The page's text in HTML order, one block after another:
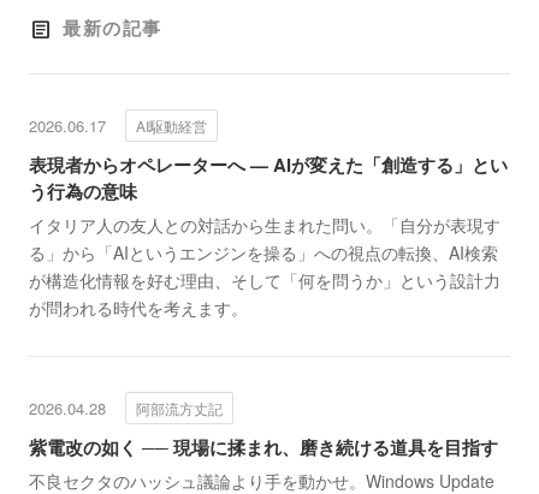
article 最新の記事
2026.06.17 AI駆動経営
表現者からオペレーターへ — AIが変えた「創造する」とい
う行為の意味
イタリア人の友人との対話から生まれた問い。「自分が表現す
る」から「AIというエンジンを操る」への視点の転換、AI検索
が構造化情報を好む理由、そして「何を問うか」という設計力
が問われる時代を考えます。
2026.04.28 阿部流方丈記
紫電改の如く ── 現場に揉まれ、磨き続ける道具を目指す
不良セクタのハッシュ議論より手を動かせ。Windows Update